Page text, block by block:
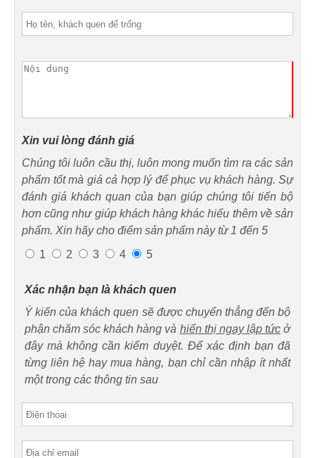
Xin vui lòng đánh giá
Chúng tôi luôn cầu thị, luôn mong muốn tìm ra các sản
phẩm tốt mà giá cả hợp lý để phục vụ khách hàng. Sự
đánh giá khách quan của bạn giúp chúng tôi tiến bộ
hơn cũng như giúp khách hàng khác hiểu thêm về sản
phẩm. Xin hãy cho điểm sản phẩm này từ 1 đến 5
1
2 3 4 5
Xác nhận bạn là khách quen
Ý kiến của khách quen sẽ được chuyển thẳng đến bộ
phận chăm sóc khách hàng và hiển thị ngay lập tứcở
đây mà không cần kiểm duyệt. Để xác định bạn đã
từng liên hệ hay mua hàng, bạn chỉ cần nhập ít nhất
một trong các thông tin sau